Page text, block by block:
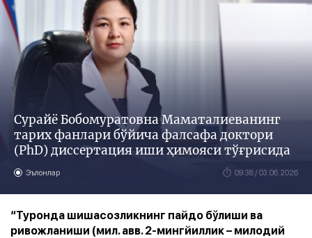
Сурайё Бобомуратовна Маматалиеванинг
тарих фанлари бўйича фалсафа доктори
(PhD) диссертация иши ҳимояси тўғрисида
Эълонлар 09:38 / 03.06.2026
“Туронда шишасозликнинг пайдо бўлиши ва
ривожланиши (мил. авв. 2-мингйиллик – милодий